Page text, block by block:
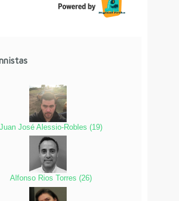
Juan José Alessio-Robles (19)
Alfonso Rios Torres (26)